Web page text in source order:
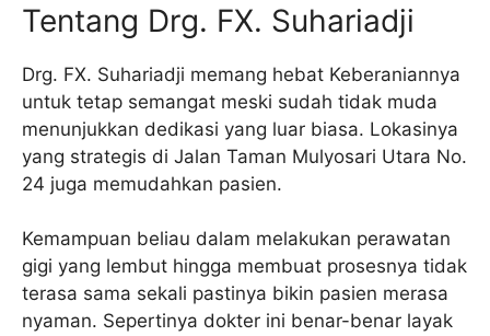
Tentang Drg. FX. Suhariadji
Drg. FX. Suhariadji memang hebat Keberaniannya
untuk tetap semangat meski sudah tidak muda
menunjukkan dedikasi yang luar biasa. Lokasinya
yang strategis di Jalan Taman Mulyosari Utara No.
24 juga memudahkan pasien.
Kemampuan beliau dalam melakukan perawatan
gigi yang lembut hingga membuat prosesnya tidak
terasa sama sekali pastinya bikin pasien merasa
nyaman. Sepertinya dokter ini benar-benar layak